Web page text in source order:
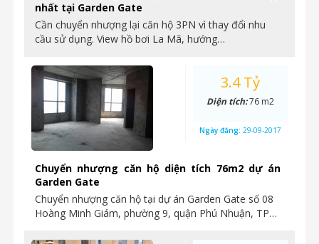
nhất tại Garden Gate
Cần chuyển nhượng lại căn hộ 3PN vì thay đổi nhu
cầu sử dụng. View hồ bơi La Mã, hướng…
Chuyển nhượng căn hộ diện tích 76m2 dự án
Garden Gate
Chuyển nhượng căn hộ tại dự án Garden Gate số 08
Hoàng Minh Giám, phường 9, quận Phú Nhuận, TP…
3.4 Tỷ
Diện tích:76 m2
Ngày đăng: 29-09-2017